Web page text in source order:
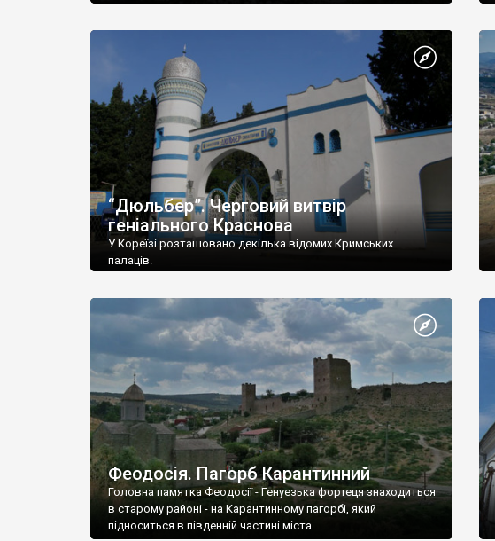
“Дюльбер”. Черговий витвір
геніального Краснова
У Кореїзі розташовано декілька відомих Кримських
палаців.
Феодосія. Пагорб Карантинний
Головна памятка Феодосії - Генуезька фортеця знаходиться
в старому районі - на Карантинному пагорбі, який
підноситься в південній частині міста.